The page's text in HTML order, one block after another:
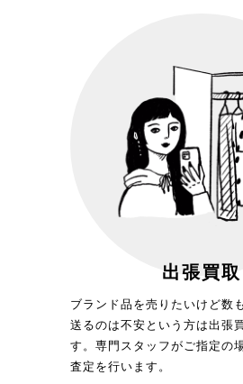
出張買取
ブランド品を売りたいけど数
送るのは不安という方は出張
す。専門スタッフがご指定の
査定を行います。